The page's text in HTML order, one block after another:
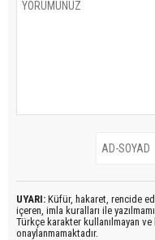
UYARI: Küfür, hakaret, rencide
içeren, imla kuralları ile
Türkçe karakter kullanılmayan
onaylanmamaktadır.